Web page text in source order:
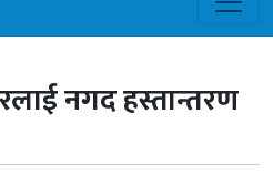
नगद हस्तान्तरण